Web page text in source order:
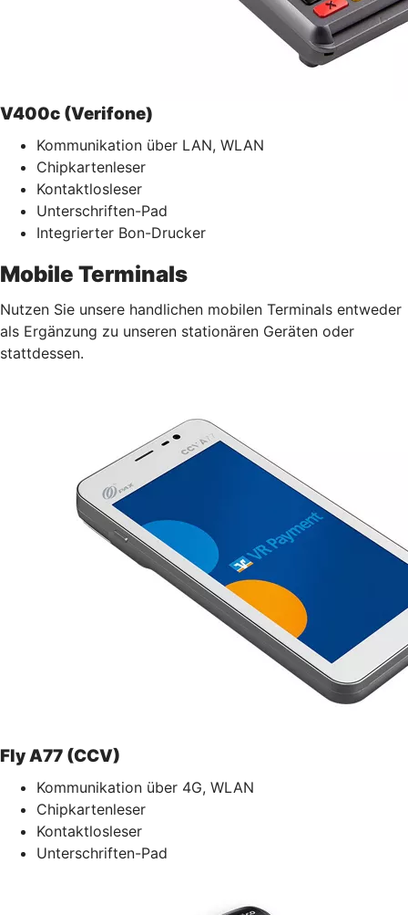
V400c (Verifone)
Kommunikation über LAN, WLAN
Chipkartenleser
Kontaktlosleser
Unterschriften-Pad
Integrierter Bon-Drucker
Mobile Terminals
Nutzen Sie unsere handlichen mobilen Terminals entweder
als Ergänzung zu unseren stationären Geräten oder
stattdessen.
Fly A77 (CCV)
Kommunikation über 4G, WLAN
Chipkartenleser
Kontaktlosleser
Unterschriften-Pad